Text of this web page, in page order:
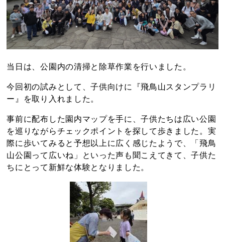
当日は、公園内の清掃と除草作業を行いました。
今回初の試みとして、子供向けに『飛鳥山スタンプラリ
ー』を取り入れました。
事前に配布した園内マップを手に、子供たちは広い公園
を巡りながらチェックポイントを探して歩きました。実
際に歩いてみると予想以上に広く感じたようで、「飛鳥
山公園って広いね」といった声も聞こえてきて、子供た
ちにとって新鮮な体験となりました。